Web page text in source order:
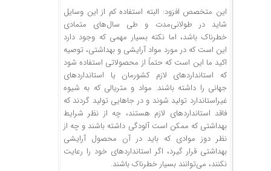
این متخصص افزود: البته استفاده کم از این وسایل
شاید در طولانی‌مدت و طی سال‌های متمادی
خطرناک باشد، اما نکته بسیار مهمی که وجود دارد
این است که در مورد مواد آرایشی و بهداشتی، توصیه
اکید ما این است که حتماً از محصولاتی استفاده شود
که استانداردهای لازم کشورمان یا استانداردهای
جهانی را داشته باشند. مواد و متریالی که به شیوه
غیراستاندارد تولید شوند و در جاهایی تولید گردند که
فاقد استانداردهای لازم هستند، چه از نظر شرایط
بهداشتی که ممکن است آلودگی داشته باشند و چه از
نظر دوز موادی که باید در آن محصول آرایشی
بهداشتی قرار گیرد، اگر استانداردهای خود را رعایت
نکنند، می‌توانند بسیار خطرناک باشند.